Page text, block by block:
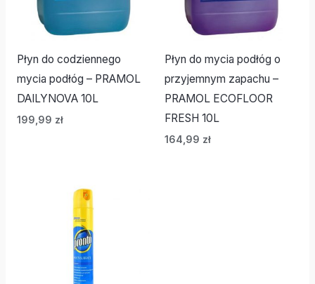
Płyn do codziennego
mycia podłóg – PRAMOL
DAILYNOVA 10L
199,99 zł
Płyn do mycia podłóg o
przyjemnym zapachu –
PRAMOL ECOFLOOR
FRESH 10L
164,99 zł